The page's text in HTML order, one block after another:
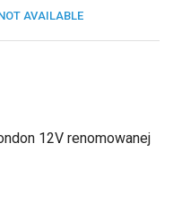
AVAILABLE
12V renomowanej